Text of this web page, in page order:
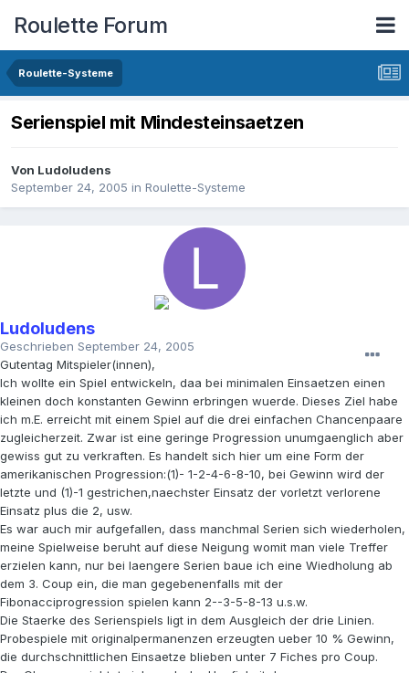
Roulette Forum
Roulette-Systeme
Serienspiel mit Mindesteinsaetzen
Von Ludoludens
September 24, 2005 in Roulette-Systeme
Ludoludens
Geschrieben September 24, 2005
Gutentag Mitspieler(innen),
Ich wollte ein Spiel entwickeln, daa bei minimalen Einsaetzen einen
kleinen doch konstanten Gewinn erbringen wuerde. Dieses Ziel habe
ich m.E. erreicht mit einem Spiel auf die drei einfachen Chancenpaare
zugleicherzeit. Zwar ist eine geringe Progression unumgaenglich aber
gewiss gut zu verkraften. Es handelt sich hier um eine Form der
amerikanischen Progression:(1)- 1-2-4-6-8-10, bei Gewinn wird der
letzte und (1)-1 gestrichen,naechster Einsatz der vorletzt verlorene
Einsatz plus die 2, usw.
Es war auch mir aufgefallen, dass manchmal Serien sich wiederholen,
meine Spielweise beruht auf diese Neigung womit man viele Treffer
erzielen kann, nur bei laengere Serien baue ich eine Wiedholung ab
dem 3. Coup ein, die man gegebenenfalls mit der
Fibonacciprogression spielen kann 2--3-5-8-13 u.s.w.
Die Staerke des Serienspiels ligt in dem Ausgleich der drie Linien.
Probespiele mit originalpermanenzen erzeugten ueber 10 % Gewinn,
die durchschnittlichen Einsaetze blieben unter 7 Fiches pro Coup.